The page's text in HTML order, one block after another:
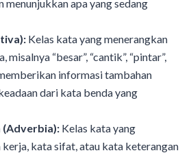
menunjukkan apa yang sedang
Kelas kata yang menerangkan
“besar”, “cantik”, “pintar”,
informasi tambahan
dari kata benda yang
(Adverbia): Kelas kata yang
kata sifat, atau kata keterangan